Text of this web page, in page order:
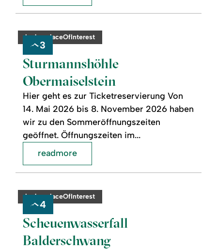
category:
badge.placeOfInterest
3
Sturmannshöhle
Obermaiselstein
Hier geht es zur Ticketreservierung Von
14. Mai 2026 bis 8. November 2026 haben
wir zu den Sommeröffnungszeiten
geöffnet. Öffnungszeiten im...
readmore:
Obermaiselstein
readmore
category:
badge.placeOfInterest
4
Scheuenwasserfall
Balderschwang
readmore:
Balderschwang